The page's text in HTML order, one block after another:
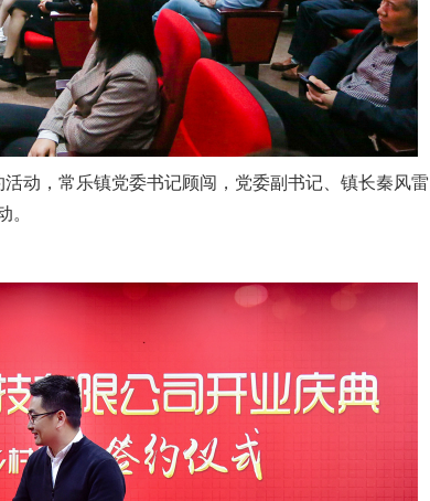
动，常乐镇党委书记顾闯，党委副书记、镇长秦风
。